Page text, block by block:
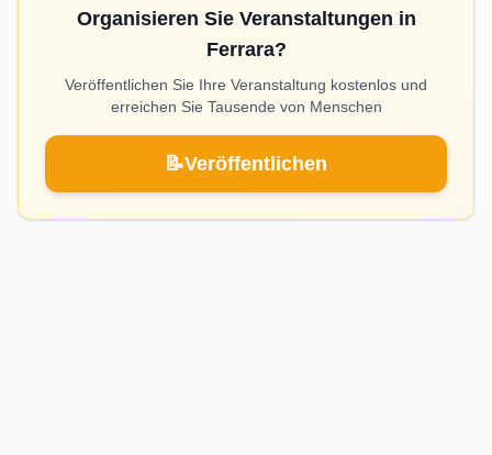
Organisieren Sie Veranstaltungen in
Ferrara?
Veröffentlichen Sie Ihre Veranstaltung kostenlos und
erreichen Sie Tausende von Menschen
📝Veröffentlichen